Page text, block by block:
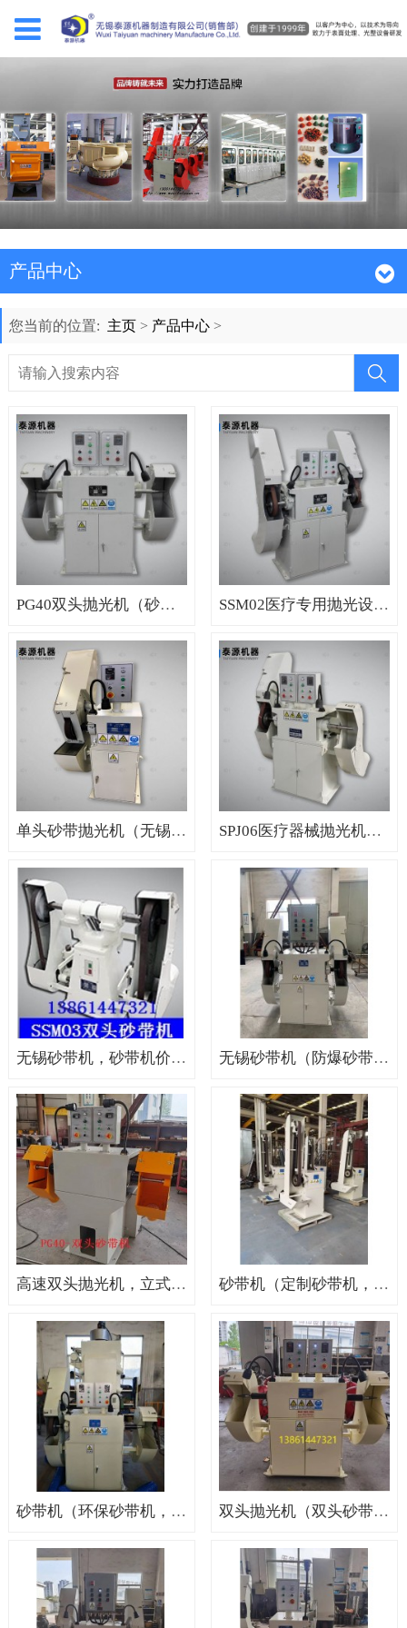
产品中心
您当前的位置: 主页> 产品中心>
PG40双头抛光机（砂带双头抛光机，抛光专用砂带机） SSM02医疗专用抛光设备（医疗器械砂带机，医疗器械抛光机）
单头砂带抛光机（无锡单头砂带抛光机，单头抛光机） SPJ06医疗器械抛光机（医疗专用砂带机，医疗专用抛光机）
无锡砂带机，砂带机价格，砂带机厂家 无锡砂带机（防爆砂带机，无锡防爆砂带机）
高速双头抛光机，立式抛光机，无锡抛光机 砂带机（定制砂带机，砂带机价格，砂带机厂家）
砂带机（环保砂带机，非标砂带机，砂带机价格） 双头抛光机（双头砂带机，砂带抛光机，环保无极调试）